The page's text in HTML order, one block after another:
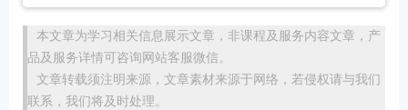
本文章为学习相关信息展示文章，非课程及服务内容文章，产
品及服务详情可咨询网站客服微信。
文章转载须注明来源，文章素材来源于网络，若侵权请与我们
联系，我们将及时处理。